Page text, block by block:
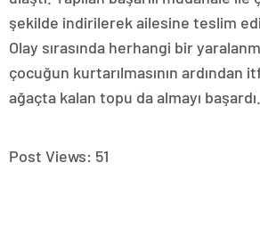
şekilde indirilerek ailesine teslim
Olay sırasında herhangi bir
çocuğun kurtarılmasının ardından
ağaçta kalan topu da almayı başardı.
Post Views: 51